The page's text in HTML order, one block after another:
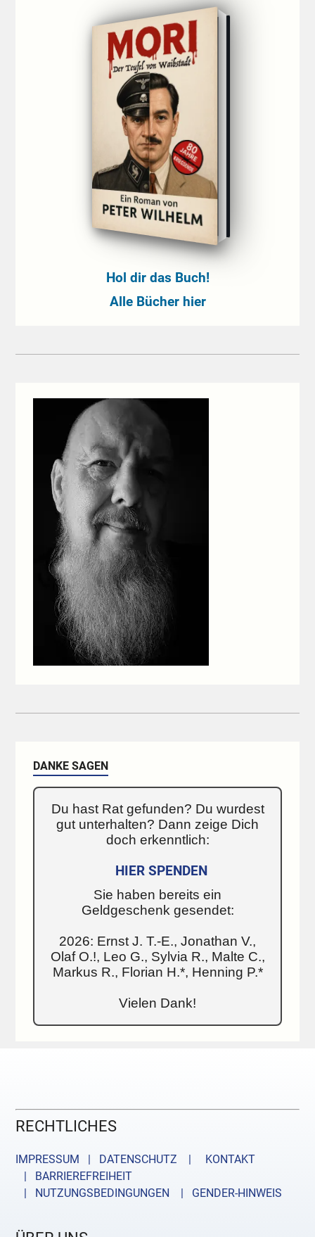
Hol dir das Buch!
Alle Bücher hier
DANKE SAGEN
Du hast Rat gefunden? Du wurdest
gut unterhalten? Dann zeige Dich
doch erkenntlich:
HIER SPENDEN
Sie haben bereits ein
Geldgeschenk gesendet:
2026: Ernst J. T.-E., Jonathan V.,
Olaf O.!, Leo G., Sylvia R., Malte C.,
Markus R., Florian H.*, Henning P.*
Vielen Dank!
RECHTLICHES
IMPRESSUM | DATENSCHUTZ |
KONTAKT
| BARRIEREFREIHEIT
| NUTZUNGSBEDINGUNGEN
| GENDER-HINWEIS